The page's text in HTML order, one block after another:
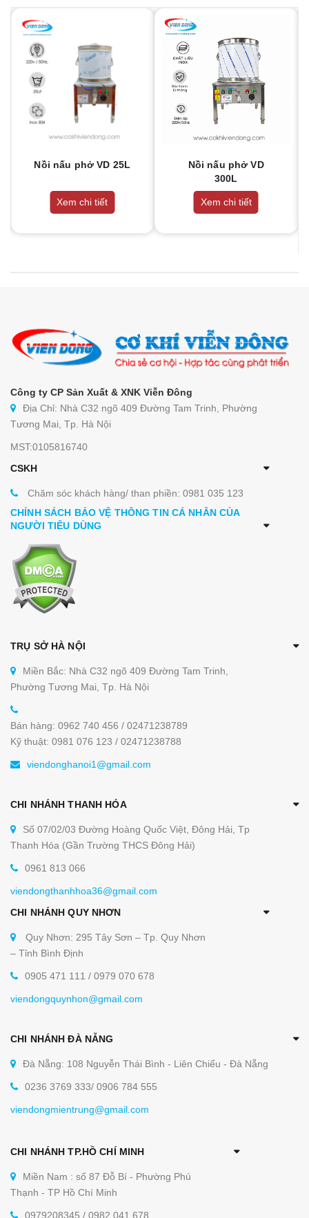
Nồi nấu phở VD 25L
Xem chi tiết
Nồi nấu phở VD
300L
Xem chi tiết
Công ty CP Sản Xuất & XNK Viễn Đông
Địa Chỉ: Nhà C32 ngõ 409 Đường Tam Trinh, Phường
Tương Mai, Tp. Hà Nội
MST:0105816740
CSKH
Chăm sóc khách hàng/ than phiền: 0981 035 123
CHÍNH SÁCH BẢO VỆ THÔNG TIN CÁ NHÂN CỦA
NGƯỜI TIÊU DÙNG
TRỤ SỞ HÀ NỘI
Miền Bắc: Nhà C32 ngõ 409 Đường Tam Trinh,
Phường Tương Mai, Tp. Hà Nội
Bán hàng: 0962 740 456 / 02471238789
Kỹ thuật: 0981 076 123 / 02471238788
viendonghanoi1@gmail.com
CHI NHÁNH THANH HÓA
Số 07/02/03 Đường Hoàng Quốc Việt, Đông Hải, Tp
Thanh Hóa (Gần Trường THCS Đông Hải)
0961 813 066
viendongthanhhoa36@gmail.com
CHI NHÁNH QUY NHƠN
Quy Nhơn: 295 Tây Sơn – Tp. Quy Nhơn
– Tỉnh Bình Định
0905 471 111 / 0979 070 678
viendongquynhon@gmail.com
CHI NHÁNH ĐÀ NẴNG
Đà Nẵng: 108 Nguyễn Thái Bình - Liên Chiểu - Đà Nẵng
0236 3769 333/ 0906 784 555
viendongmientrung@gmail.com
CHI NHÁNH TP.HỒ CHÍ MINH
Miền Nam : số 87 Đỗ Bí - Phường Phú
Thạnh - TP Hồ Chí Minh
0979208345 / 0982 041 678